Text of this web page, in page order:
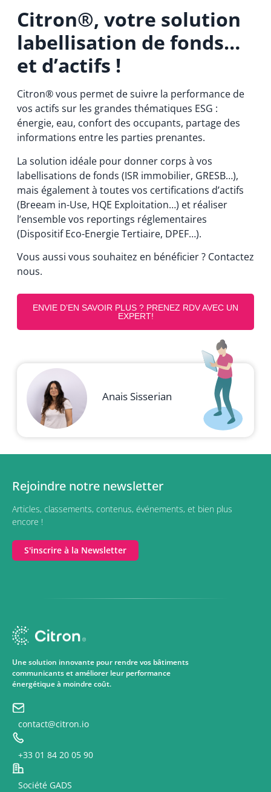
Citron®, votre solution
labellisation de fonds…
et d’actifs !
Citron® vous permet de suivre la performance de
vos actifs sur les grandes thématiques ESG :
énergie, eau, confort des occupants, partage des
informations entre les parties prenantes.
La solution idéale pour donner corps à vos
labellisations de fonds (ISR immobilier, GRESB…),
mais également à toutes vos certifications d’actifs
(Breeam in-Use, HQE Exploitation…) et réaliser
l’ensemble vos reportings réglementaires
(Dispositif Eco-Energie Tertiaire, DPEF…).
Vous aussi vous souhaitez en bénéficier ? Contactez
nous.
ENVIE D’EN SAVOIR PLUS ? PRENEZ RDV AVEC UN
EXPERT!
Anais Sisserian
Rejoindre notre newsletter
Articles, classements, contenus, événements, et bien plus
encore !
S'inscrire à la Newsletter
Une solution innovante pour rendre vos bâtiments
communicants et améliorer leur performance
énergétique à moindre coût.
contact@citron.io
+33 01 84 20 05 90
Société GADS